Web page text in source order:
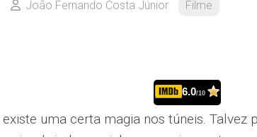
João Fernando Costa Júnior Filme
6.0/10
uma certa magia nos túneis. Talvez